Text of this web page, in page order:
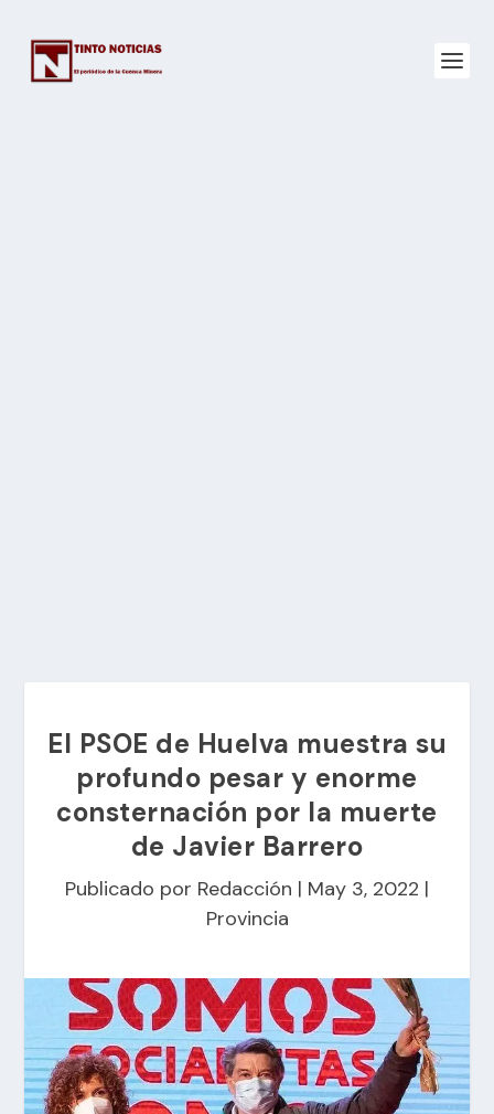
El PSOE de Huelva muestra su
profundo pesar y enorme
consternación por la muerte
de Javier Barrero
Publicado por Redacción | May 3, 2022 |
Provincia